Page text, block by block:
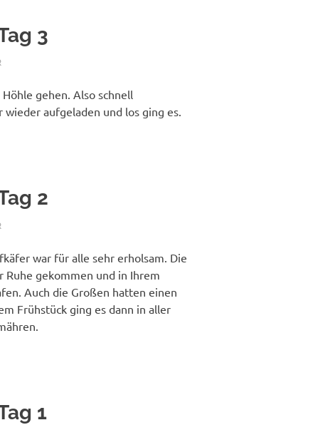
3
SÜDMÄHREN APRIL 2018
gehen. Also schnell
aufgeladen und los ging es.
2
SÜDMÄHREN APRIL 2018
war für alle sehr erholsam. Die
Ruhe gekommen und in Ihrem
Auch die Großen hatten einen
Frühstück ging es dann in aller
1